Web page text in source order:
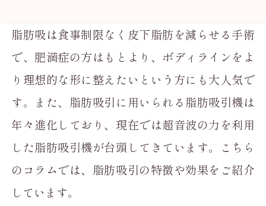
脂肪吸は食事制限なく皮下脂肪を減らせる手術
で、肥満症の方はもとより、ボディラインをよ
り理想的な形に整えたいという方にも大人気で
す。また、脂肪吸引に用いられる脂肪吸引機は
年々進化しており、現在では超音波の力を利用
した脂肪吸引機が台頭してきています。こちら
のコラムでは、脂肪吸引の特徴や効果をご紹介
しています。